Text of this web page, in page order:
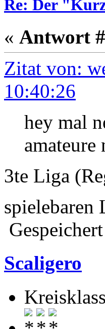
Re: Der
« Antwort
Zitat von:
10:40:26
hey mal
amateure
3te Liga
Gespeichert
Scaligero